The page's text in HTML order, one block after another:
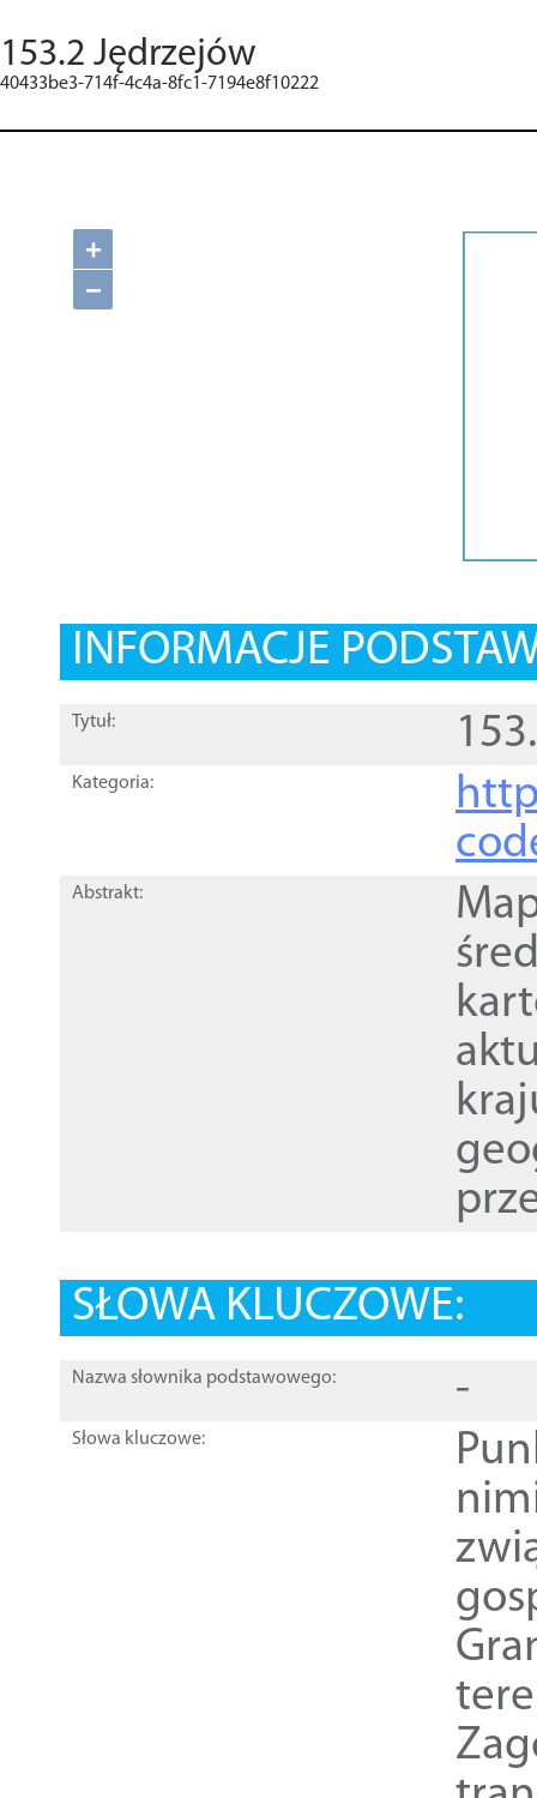
153.2 Jędrzejów
40433be3-714f-4c4a-8fc1-7194e8f10222
+
−
INFORMACJE
Tytuł:
Kategoria:
Abstrakt:
SŁOWA KLUCZOWE:
Nazwa słownika podstawowego: -
Słowa kluczowe: